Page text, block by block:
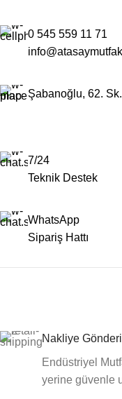
0 545 559 11 71
Şabanoğlu, 62.
7/24
Teknik Destek
WhatsApp
Sipariş Hattı
Nakliye
Endüstriyel
yerine güvenle